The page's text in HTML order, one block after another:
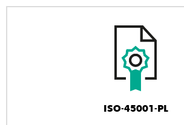
ISO-45001-PL